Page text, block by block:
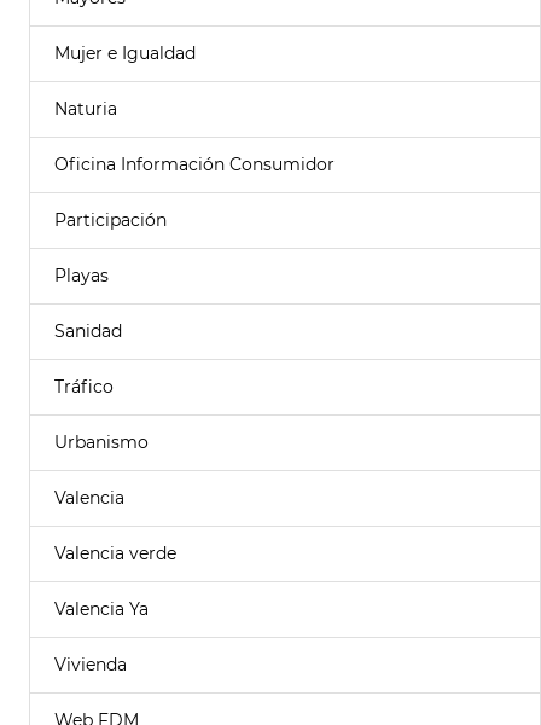
Mujer e Igualdad
Naturia
Oficina Información Consumidor
Participación
Playas
Sanidad
Tráfico
Urbanismo
Valencia
Valencia verde
Valencia Ya
Vivienda
Web FDM